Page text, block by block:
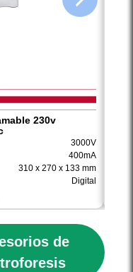
230v
3000V
400mA
310 x 270 x 133 mm
Digital
de